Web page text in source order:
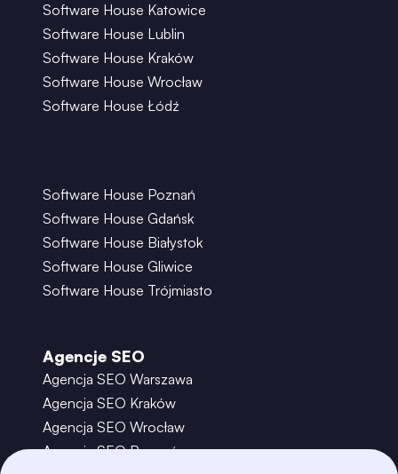
Software House Katowice
Software House Lublin
Software House Kraków
Software House Wrocław
Software House Łódź
Software House Poznań
Software House Gdańsk
Software House Białystok
Software House Gliwice
Software House Trójmiasto
Agencje SEO
Agencja SEO Warszawa
Agencja SEO Kraków
Agencja SEO Wrocław
Agencja SEO Poznań